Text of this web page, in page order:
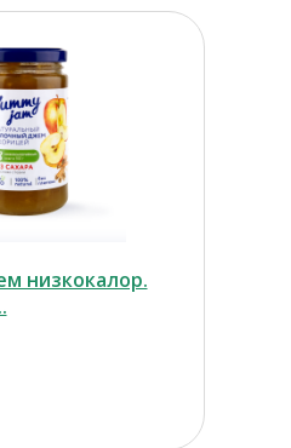
низкокалор.